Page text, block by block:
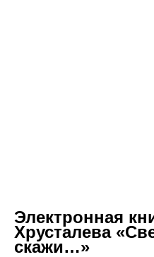
Электронная
Хрусталева
скажи…»